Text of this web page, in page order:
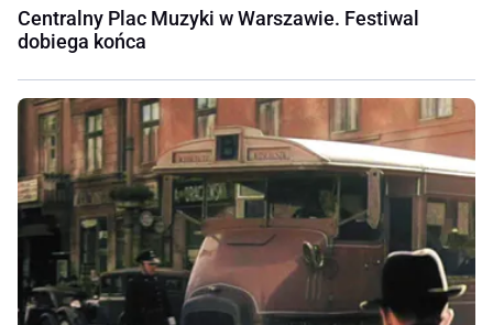
Centralny Plac Muzyki w Warszawie. Festiwal
dobiega końca